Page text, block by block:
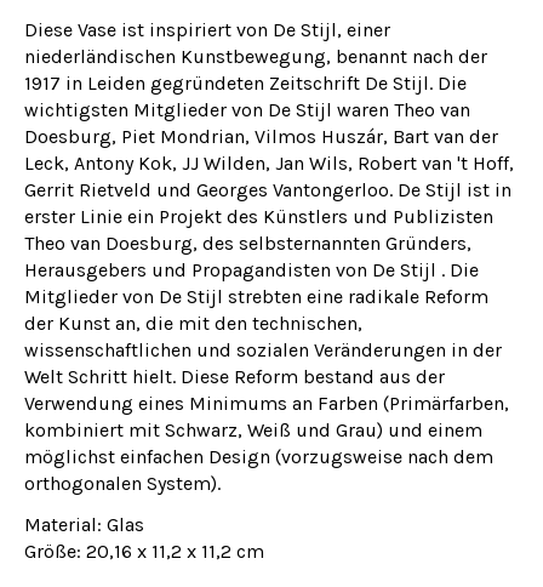
Diese Vase ist inspiriert von De Stijl, einer
niederländischen Kunstbewegung, benannt nach der
1917 in Leiden gegründeten Zeitschrift De Stijl. Die
wichtigsten Mitglieder von De Stijl waren Theo van
Doesburg, Piet Mondrian, Vilmos Huszár, Bart van der
Leck, Antony Kok, JJ Wilden, Jan Wils, Robert van 't Hoff,
Gerrit Rietveld und Georges Vantongerloo. De Stijl ist in
erster Linie ein Projekt des Künstlers und Publizisten
Theo van Doesburg, des selbsternannten Gründers,
Herausgebers und Propagandisten von De Stijl . Die
Mitglieder von De Stijl strebten eine radikale Reform
der Kunst an, die mit den technischen,
wissenschaftlichen und sozialen Veränderungen in der
Welt Schritt hielt. Diese Reform bestand aus der
Verwendung eines Minimums an Farben (Primärfarben,
kombiniert mit Schwarz, Weiß und Grau) und einem
möglichst einfachen Design (vorzugsweise nach dem
orthogonalen System).
Material: Glas
Größe: 20,16 x 11,2 x 11,2 cm